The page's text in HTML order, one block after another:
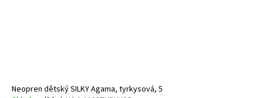
Neopren dětský SILKY Agama, tyrkysová, 5